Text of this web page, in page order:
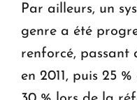
Par ailleurs, un
genre a été
renforcé, passant
en 2011, puis 25